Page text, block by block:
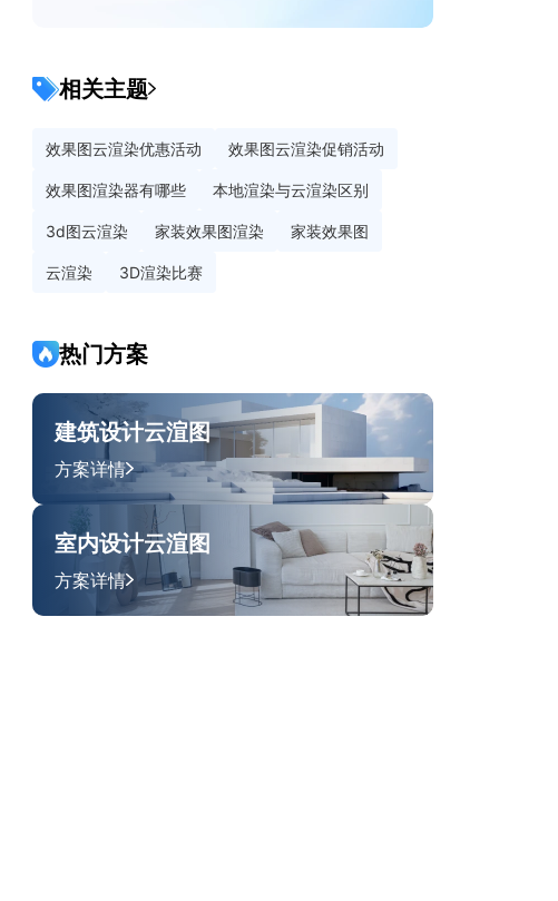
相关主题
效果图云渲染优惠活动 效果图云渲染促销活动
效果图渲染器有哪些 本地渲染与云渲染区别
3d图云渲染 家装效果图渲染 家装效果图
云渲染 3D渲染比赛
热门方案
建筑设计云渲图
方案详情
室内设计云渲图
方案详情